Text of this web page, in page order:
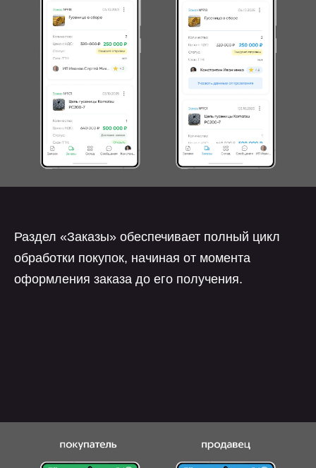
Раздел «Заказы» обеспечивает полный цикл
обработки покупок, начиная от момента
оформления заказа до его получения.